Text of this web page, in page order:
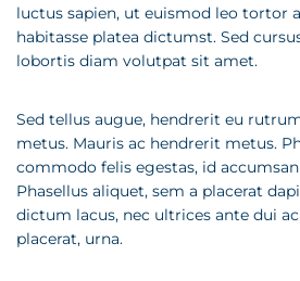
luctus sapien, ut euismod leo tortor
habitasse platea dictumst. Sed
lobortis diam volutpat sit amet.
Sed tellus augue, hendrerit eu
metus. Mauris ac hendrerit metus.
commodo felis egestas, id
Phasellus aliquet, sem a placerat
dictum lacus, nec ultrices ante dui
placerat, urna.